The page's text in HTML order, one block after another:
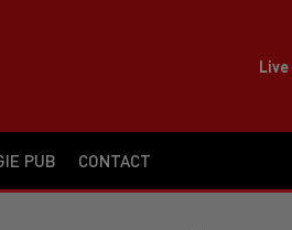
PUB CONTACT
Live